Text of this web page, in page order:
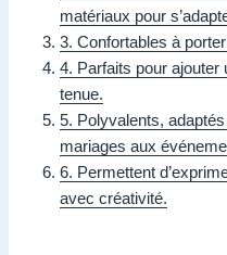
matériaux pour
3. Confortables à
4. Parfaits pour ajouter
tenue.
5. Polyvalents,
mariages aux
6. Permettent
avec créativité.